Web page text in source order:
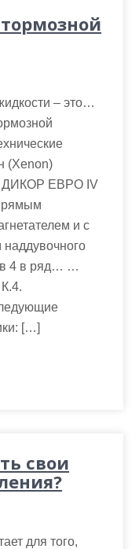
– это…
(Xenon)
ДИКОР ЕВРО IV
и с
4 в ряд… …
[…]
свои
для того,